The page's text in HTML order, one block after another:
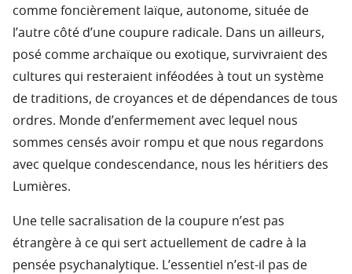
comme foncièrement laïque, autonome, située de
l’autre côté d’une coupure radicale. Dans un ailleurs,
posé comme archaïque ou exotique, survivraient des
cultures qui resteraient inféodées à tout un système
de traditions, de croyances et de dépendances de tous
ordres. Monde d’enfermement avec lequel nous
sommes censés avoir rompu et que nous regardons
avec quelque condescendance, nous les héritiers des
Lumières.
Une telle sacralisation de la coupure n’est pas
étrangère à ce qui sert actuellement de cadre à la
pensée psychanalytique. L’essentiel n’est-il pas de